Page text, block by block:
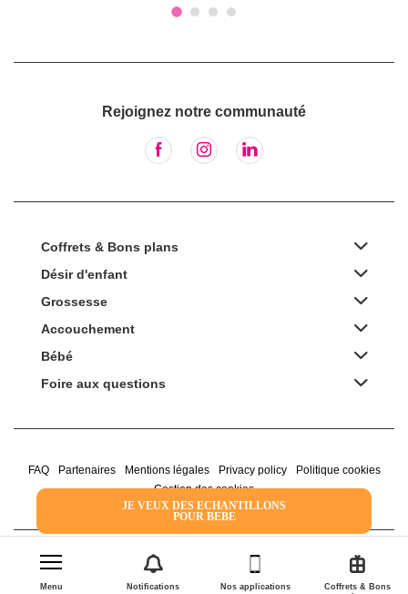
Coffrets & Bons
Nos applications
Notifications
Menu
JE VEUX DES ECHANTILLONS
POUR BEBE
Rejoignez notre communauté
Coffrets & Bons plans
Désir d'enfant
Grossesse
Accouchement
Bébé
Foire aux questions
FAQ Partenaires Mentions légales Privacy policy
Politique cookies
Gestion des cookies
2022 Family Service - la Boîte Rose